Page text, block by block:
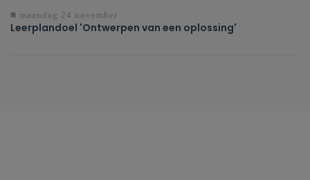
maandag 24 november
Leerplandoel 'Ontwerpen van een oplossing'